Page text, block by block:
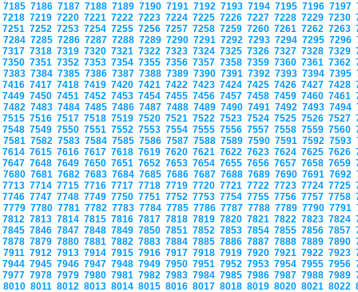
7185 7186 7187 7188 7189 7190 7191 7192 7193 7194 7195 7196 7197
7218 7219 7220 7221 7222 7223 7224 7225 7226 7227 7228 7229 7230
7251 7252 7253 7254 7255 7256 7257 7258 7259 7260 7261 7262 7263
7284 7285 7286 7287 7288 7289 7290 7291 7292 7293 7294 7295 7296
7317 7318 7319 7320 7321 7322 7323 7324 7325 7326 7327 7328 7329
7350 7351 7352 7353 7354 7355 7356 7357 7358 7359 7360 7361 7362
7383 7384 7385 7386 7387 7388 7389 7390 7391 7392 7393 7394 7395
7416 7417 7418 7419 7420 7421 7422 7423 7424 7425 7426 7427 7428
7449 7450 7451 7452 7453 7454 7455 7456 7457 7458 7459 7460 7461
7482 7483 7484 7485 7486 7487 7488 7489 7490 7491 7492 7493 7494
7515 7516 7517 7518 7519 7520 7521 7522 7523 7524 7525 7526 7527
7548 7549 7550 7551 7552 7553 7554 7555 7556 7557 7558 7559 7560
7581 7582 7583 7584 7585 7586 7587 7588 7589 7590 7591 7592 7593
7614 7615 7616 7617 7618 7619 7620 7621 7622 7623 7624 7625 7626
7647 7648 7649 7650 7651 7652 7653 7654 7655 7656 7657 7658 7659
7680 7681 7682 7683 7684 7685 7686 7687 7688 7689 7690 7691 7692
7713 7714 7715 7716 7717 7718 7719 7720 7721 7722 7723 7724 7725
7746 7747 7748 7749 7750 7751 7752 7753 7754 7755 7756 7757 7758
7779 7780 7781 7782 7783 7784 7785 7786 7787 7788 7789 7790 7791
7812 7813 7814 7815 7816 7817 7818 7819 7820 7821 7822 7823 7824
7845 7846 7847 7848 7849 7850 7851 7852 7853 7854 7855 7856 7857
7878 7879 7880 7881 7882 7883 7884 7885 7886 7887 7888 7889 7890
7911 7912 7913 7914 7915 7916 7917 7918 7919 7920 7921 7922 7923
7944 7945 7946 7947 7948 7949 7950 7951 7952 7953 7954 7955 7956
7977 7978 7979 7980 7981 7982 7983 7984 7985 7986 7987 7988 7989
8010 8011 8012 8013 8014 8015 8016 8017 8018 8019 8020 8021 8022